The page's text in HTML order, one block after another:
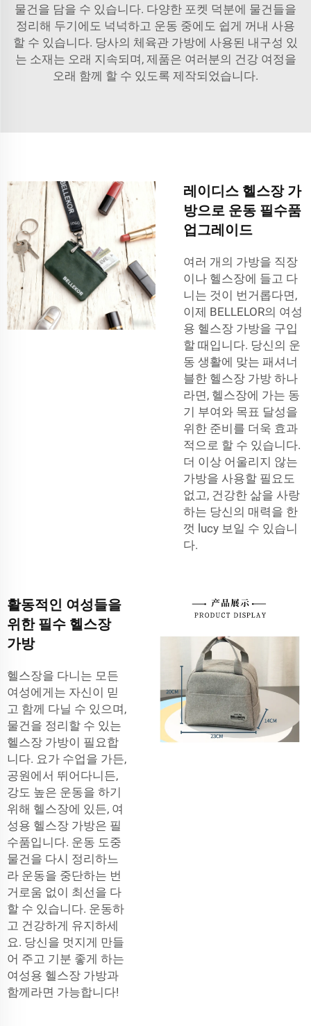
물건을 담을 수 있습니다. 다양한 포켓 덕분에 물건들을
정리해 두기에도 넉넉하고 운동 중에도 쉽게 꺼내 사용
할 수 있습니다. 당사의 체육관 가방에 사용된 내구성 있
는 소재는 오래 지속되며, 제품은 여러분의 건강 여정을
오래 함께 할 수 있도록 제작되었습니다.
레이디스 헬스장 가
방으로 운동 필수품
업그레이드
여러 개의 가방을 직장
이나 헬스장에 들고 다
니는 것이 번거롭다면,
이제 BELLELOR의 여성
용 헬스장 가방을 구입
할 때입니다. 당신의 운
동 생활에 맞는 패셔너
블한 헬스장 가방 하나
라면, 헬스장에 가는 동
기 부여와 목표 달성을
위한 준비를 더욱 효과
적으로 할 수 있습니다.
더 이상 어울리지 않는
가방을 사용할 필요도
없고, 건강한 삶을 사랑
하는 당신의 매력을 한
껏 lucy 보일 수 있습니
다.
활동적인 여성들을
위한 필수 헬스장
가방
헬스장을 다니는 모든
여성에게는 자신이 믿
고 함께 다닐 수 있으며,
물건을 정리할 수 있는
헬스장 가방이 필요합
니다. 요가 수업을 가든,
공원에서 뛰어다니든,
강도 높은 운동을 하기
위해 헬스장에 있든, 여
성용 헬스장 가방은 필
수품입니다. 운동 도중
물건을 다시 정리하느
라 운동을 중단하는 번
거로움 없이 최선을 다
할 수 있습니다. 운동하
고 건강하게 유지하세
요. 당신을 멋지게 만들
어 주고 기분 좋게 하는
여성용 헬스장 가방과
함께라면 가능합니다!